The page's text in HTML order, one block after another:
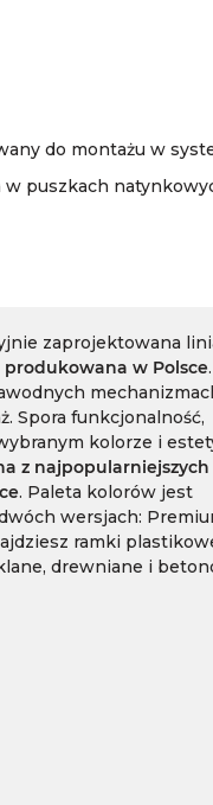
do montażu w
puszkach
zaprojektowana
produkowana w Polsce.
Spora funkcjonalność,
kolorze i
z najpopularniejszych
. Paleta kolorów jest
wersjach:
ramki
drewniane i